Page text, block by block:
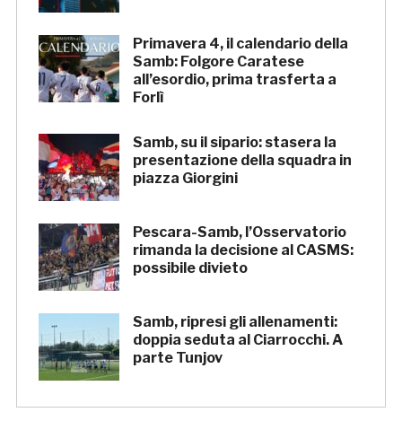
Primavera 4, il calendario della
Samb: Folgore Caratese
all’esordio, prima trasferta a
Forlì
Samb, su il sipario: stasera la
presentazione della squadra in
piazza Giorgini
Pescara-Samb, l’Osservatorio
rimanda la decisione al CASMS:
possibile divieto
Samb, ripresi gli allenamenti:
doppia seduta al Ciarrocchi. A
parte Tunjov